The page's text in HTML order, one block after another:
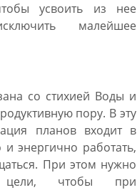
усвоить из нее
малейшее
со стихией Воды и
пору. В эту
планов входит в
энергично работать,
При этом нужно
цели, чтобы при